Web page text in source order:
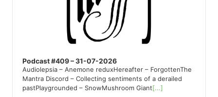
Podcast #409 – 31-07-2026
Audiolepsia – Anemone reduxHereafter – ForgottenThe
Mantra Discord – Collecting sentiments of a derailed
pastPlaygrounded – SnowMushroom Giant[...]